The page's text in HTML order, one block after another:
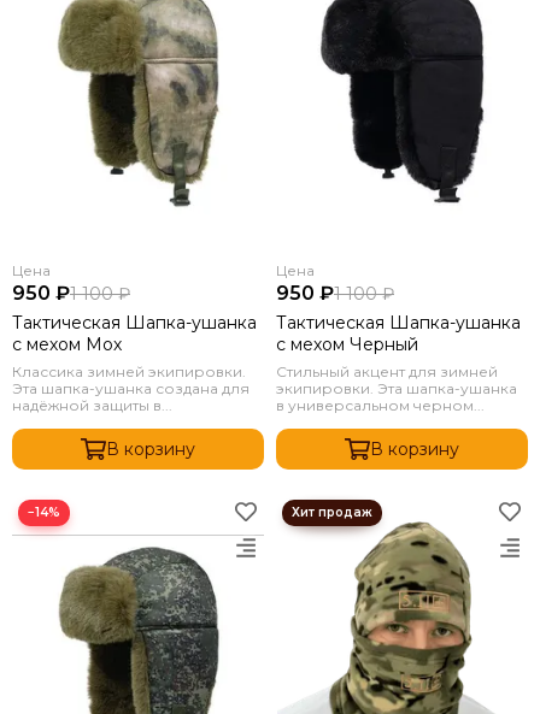
Цена
950 ₽1 100 ₽
Тактическая Шапка-ушанка
с мехом Мох
Классика зимней экипировки.
Эта шапка-ушанка создана для
надёжной защиты в...
В корзину
Цена
950 ₽1 100 ₽
Тактическая Шапка-ушанка
с мехом Черный
Стильный акцент для зимней
экипировки. Эта шапка-ушанка
в универсальном черном...
В корзину
−14%